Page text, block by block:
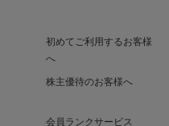
初めてご利用するお客様
へ
株主優待のお客様へ
会員ランクサービス